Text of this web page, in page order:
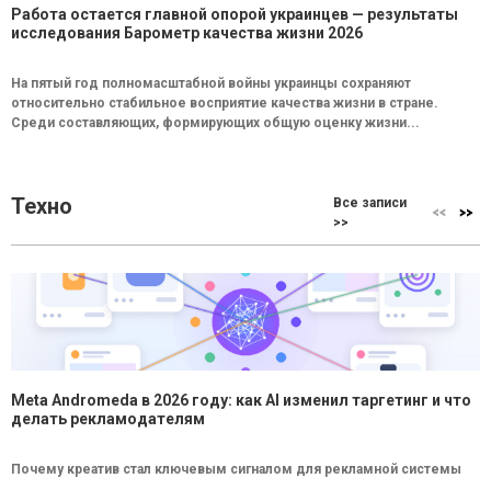
Работа остается главной опорой украинцев — результаты
исследования Барометр качества жизни 2026
На пятый год полномасштабной войны украинцы сохраняют
относительно стабильное восприятие качества жизни в стране.
Среди составляющих, формирующих общую оценку жизни...
Техно
Все записи
>>
Meta Andromeda в 2026 году: как AI изменил таргетинг и что
делать рекламодателям
Почему креатив стал ключевым сигналом для рекламной системы